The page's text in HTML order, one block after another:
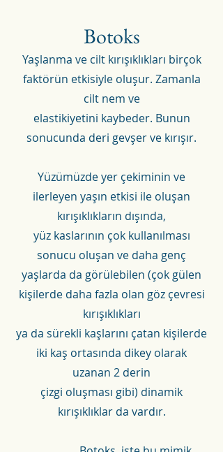
Botoks
Yaşlanma ve cilt kırışıklıkları birçok
faktörün etkisiyle oluşur. Zamanla
cilt nem ve
elastikiyetini kaybeder. Bunun
sonucunda deri gevşer ve kırışır.
Yüzümüzde yer çekiminin ve
ilerleyen yaşın etkisi ile oluşan
kırışıklıkların dışında,
yüz kaslarının çok kullanılması
sonucu oluşan ve daha genç
yaşlarda da görülebilen (çok gülen
kişilerde daha fazla olan göz çevresi
kırışıklıkları
ya da sürekli kaşlarını çatan kişilerde
iki kaş ortasında dikey olarak
uzanan 2 derin
çizgi oluşması gibi) dinamik
kırışıklıklar da vardır.